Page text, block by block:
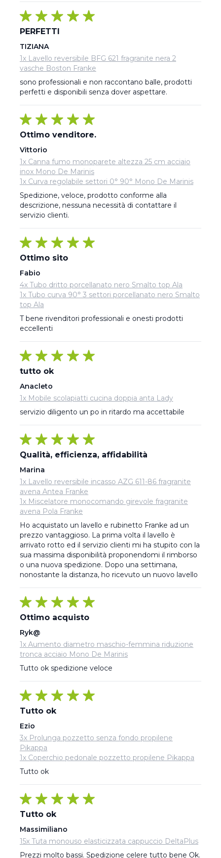
PERFETTI
TIZIANA
1x Lavello reversibile BFG 621 fragranite nera 2
vasche Boston Franke
sono professionali e non raccontano balle, prodotti
perfetti e disponibili senza dover aspettare.
Ottimo venditore.
Vittorio
1x Canna fumo monoparete altezza 25 cm acciaio
inox Mono De Marinis
1x Curva regolabile settori 0° 90° Mono De Marinis
Spedizione, veloce, prodotto conforme alla
descrizione, nessuna necessità di contattare il
servizio clienti.
Ottimo sito
Fabio
4x Tubo dritto porcellanato nero Smalto top Ala
1x Tubo curva 90° 3 settori porcellanato nero Smalto
top Ala
T bene rivenditori professionali e onesti prodotti
eccellenti
tutto ok
Anacleto
1x Mobile scolapiatti cucina doppia anta Lady
servizio diligento un po in ritardo ma accettabile
Qualità, efficienza, affidabilità
Marina
1x Lavello reversibile incasso AZG 611-86 fragranite
avena Antea Franke
1x Miscelatore monocomando girevole fragranite
avena Pola Franke
Ho acquistato un lavello e rubinetto Franke ad un
prezzo vantaggioso. La prima volta il lavello è
arrivato rotto ed il servizio clienti mi ha stupito con la
sua massima disponibilità proponendomi il rimborso
o una nuova spedizione. Dopo una settimana,
nonostante la distanza, ho ricevuto un nuovo lavello
Ottimo acquisto
Ryk@
1x Aumento diametro maschio-femmina riduzione
tronca acciaio Mono De Marinis
Tutto ok spedizione veloce
Tutto ok
Ezio
3x Prolunga pozzetto senza fondo propilene
Pikappa
1x Coperchio pedonale pozzetto propilene Pikappa
Tutto ok
Tutto ok
Massimiliano
15x Tuta monouso elasticizzata cappuccio DeltaPlus
Prezzi molto bassi. Spedizione celere tutto bene Ok.